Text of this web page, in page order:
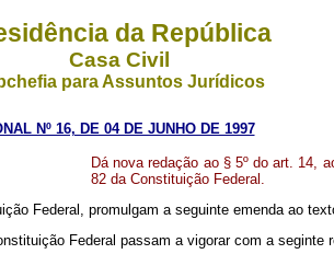
da República
Casa Civil
para Assuntos Jurídicos
Nº 16, DE 04 DE JUNHO DE 1997
Dá nova redação ao § 5º do art. 14,
82 da Constituição Federal.
Federal, promulgam a seguinte emenda ao
Federal passam a vigorar com a seginte